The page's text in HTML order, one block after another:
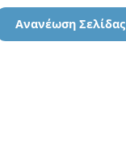
Ανανέωση Σελίδας